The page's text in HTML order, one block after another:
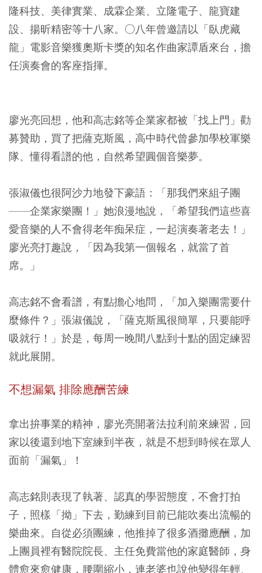
隆科技、美律實業、成霖企業、立隆電子、龍寶建
設、揚昕精密等十八家。○八年曾邀請以「臥虎藏
龍」電影音樂獲奧斯卡獎的知名作曲家譚盾來台，擔
任演奏會的客座指揮。
廖光亮回想，他和高志銘等企業家都被「找上門」勸
募贊助，買了把薩克斯風，高中時代曾參加學校軍樂
隊、懂得看譜的他，自然希望圓個音樂夢。
張淑儀也很阿沙力地發下豪語：「那我們來組子團
——企業家樂團！」她浪漫地說，「希望我們這些喜
愛音樂的人不會得老年痴呆症，一起演奏著老去！」
廖光亮打趣說，「因為我第一個報名，就當了首
席。」
高志銘不會看譜，有點擔心地問，「加入樂團需要什
麼條件？」張淑儀說，「薩克斯風很簡單，只要能呼
吸就行！」於是，每周一晚間八點到十點的固定練習
就此展開。
不想漏氣 排除應酬苦練
拿出拚事業的精神，廖光亮開著法拉利前來練習，回
家以後還到地下室練到半夜，就是不想到時候在眾人
面前「漏氣」！
高志銘則表現了執著、認真的學習態度，不會打拍
子，照樣「拗」下去，勤練到目前已能吹奏出流暢的
樂曲來。自從必須團練，他推掉了很多酒攤應酬，加
上團員裡有醫院院長、主任免費當他的家庭醫師，身
體愈來愈健康，腰圍縮小，連老婆也說他變得年輕、